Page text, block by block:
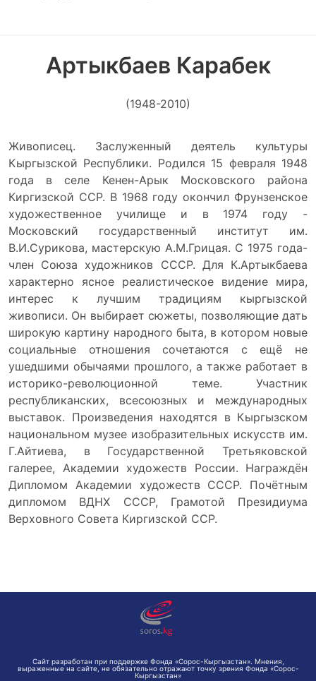
Артыкбаев Карабек
(1948-2010)
Живописец. Заслуженный деятель культуры
Кыргызской Республики. Родился 15 февраля 1948
года в селе Кенен-Арык Московского района
Киргизской ССР. В 1968 году окончил Фрунзенское
художественное училище и в 1974 году -
Московский государственный институт им.
В.И.Сурикова, мастерскую А.М.Грицая. С 1975 года-
член Союза художников СССР. Для К.Артыкбаева
характерно ясное реалистическое видение мира,
интерес к лучшим традициям кыргызской
живописи. Он выбирает сюжеты, позволяющие дать
широкую картину народного быта, в котором новые
социальные отношения сочетаются с ещё не
ушедшими обычаями прошлого, а также работает в
историко-революционной теме. Участник
республиканских, всесоюзных и международных
выставок. Произведения находятся в Кыргызском
национальном музее изобразительных искусств им.
Г.Айтиева, в Государственной Третьяковской
галерее, Академии художеств России. Награждён
Дипломом Академии художеств СССР. Почётным
дипломом ВДНХ СССР, Грамотой Президиума
Верховного Совета Киргизской ССР.
Сайт разработан при поддержке Фонда «Сорос-Кыргызстан». Мнения,
выраженные на сайте, не обязательно отражают точку зрения Фонда «Сорос-
Кыргызстан»